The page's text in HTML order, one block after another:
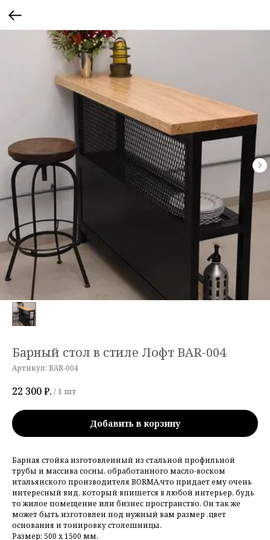
Барный стол в стиле Лофт BAR-004
Артикул: BAR-004
22 300₽. /1 шт
Добавить в корзину
Барная стойка изготовленный из стальной профильной
трубы и массива сосны, обработанного масло-воском
итальянского производителя BORMA,что придает ему очень
интересный вид, который впишется в любой интерьер, будь
то жилое помещение или бизнес пространство. Он так же
может быть изготовлен под нужный вам размер ,цвет
основания и тонировку столешницы.
Размер: 500 х 1500 мм.